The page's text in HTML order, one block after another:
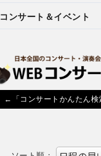
コンサート＆イベント
←「コンサートかんたん検